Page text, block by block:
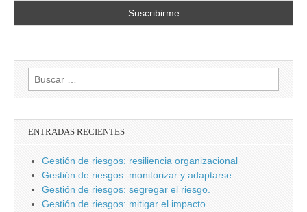
Buscar:
ENTRADAS RECIENTES
Gestión de riesgos: resiliencia organizacional
Gestión de riesgos: monitorizar y adaptarse
Gestión de riesgos: segregar el riesgo.
Gestión de riesgos: mitigar el impacto